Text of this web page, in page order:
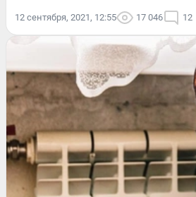
12 сентября, 2021, 12:55 17 046 12